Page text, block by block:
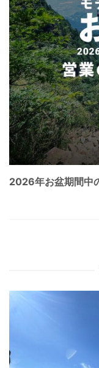
2026年お盆期間中